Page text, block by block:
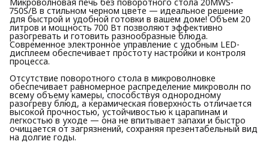
750S/B в стильном черном цвете — идеальное решение
для быстрой и удобной готовки в вашем доме! Объем 20
литров и мощность 700 Вт позволяют эффективно
разогревать и готовить разнообразные блюда.
Современное электронное управление с удобным LED-
дисплеем обеспечивает простоту настройки и контроля
процесса.
Отсутствие поворотного стола в микроволновке
обеспечивает равномерное распределение микроволн по
всему объему камеры, способствуя однородному
разогреву блюд, а керамическая поверхность отличается
высокой прочностью, устойчивостью к царапинам и
легкостью в уходе — она не впитывает запахи и быстро
очищается от загрязнений, сохраняя презентабельный вид
на долгие годы.